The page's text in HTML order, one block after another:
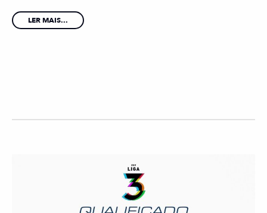
LER MAIS...